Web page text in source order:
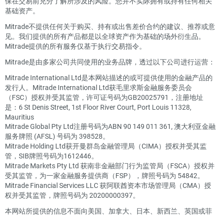
基础资产。
Mitrade不提供任何关于购买、持有或出售差价合约的建议、推荐或意
见。我们提供的所有产品都是以全球资产作为基础的场外衍生品。
Mitrade提供的所有服务仅基于执行交易指令。
Mitrade是由多家公司共同使用的业务品牌，透过以下公司进行运营：
Mitrade International Ltd是本网站描述的或可提供使用的金融产品的
发行人。Mitrade International Ltd获毛里求斯金融服务委员会
（FSC）授权并受其监管，许可证号码为GB20025791，注册地址
是：6 St Denis Street, 1st Floor River Court, Port Louis 11328,
Mauritius
Mitrade Global Pty Ltd注册号码为ABN 90 149 011 361, 澳大利亚金融
服务牌照 (AFSL) 号码为 398528。
Mitrade Holding Ltd获开曼群岛金融管理局（CIMA）授权并受其监
管，SIB牌照号码为1612446。
Mitrade Markets Pty Ltd 获南非金融部门行为监管局（FSCA）授权并
受其监管，为一家金融服务提供商（FSP），牌照号码为 54842。
Mitrade Financial Services LLC 获阿联酋资本市场管理局（CMA）授
权并受其监管，牌照号码为 20200000397。
本网站所提供的信息不面向美国、加拿大、日本、新西兰、英国或菲